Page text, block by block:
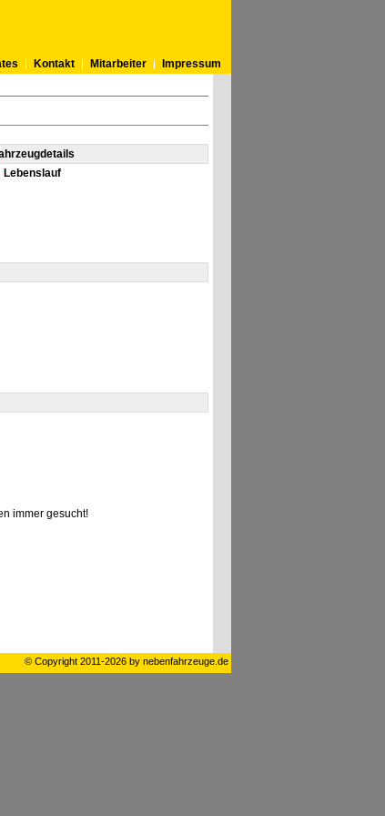
Kontakt Mitarbeiter
Impressum
Lebenslauf
immer gesucht!
© Copyright 2011-2026 by nebenfahrzeuge.de